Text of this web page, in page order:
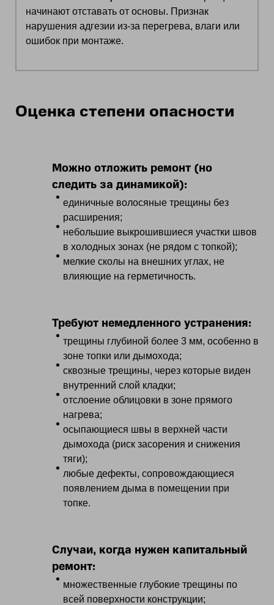
начинают отставать от основы. Признак
нарушения адгезии из‑за перегрева, влаги или
ошибок при монтаже.
Оценка степени опасности
Можно отложить ремонт (но
следить за динамикой):
единичные волосяные трещины без
расширения;
небольшие выкрошившиеся участки швов
в холодных зонах (не рядом с топкой);
мелкие сколы на внешних углах, не
влияющие на герметичность.
Требуют немедленного устранения:
трещины глубиной более 3 мм, особенно в
зоне топки или дымохода;
сквозные трещины, через которые виден
внутренний слой кладки;
отслоение облицовки в зоне прямого
нагрева;
осыпающиеся швы в верхней части
дымохода (риск засорения и снижения
тяги);
любые дефекты, сопровождающиеся
появлением дыма в помещении при
топке.
Случаи, когда нужен капитальный
ремонт:
множественные глубокие трещины по
всей поверхности конструкции;